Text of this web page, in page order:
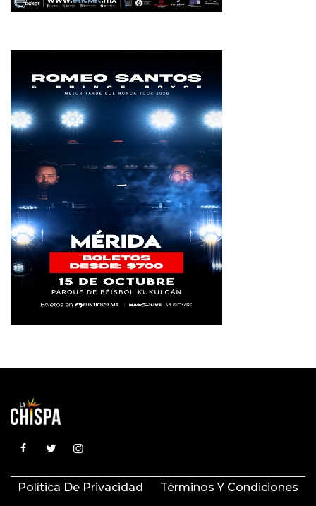
Política De Privacidad Términos Y Condiciones